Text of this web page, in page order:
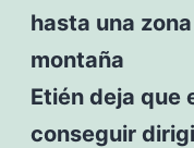
hasta una
montaña
Etién deja que
conseguir